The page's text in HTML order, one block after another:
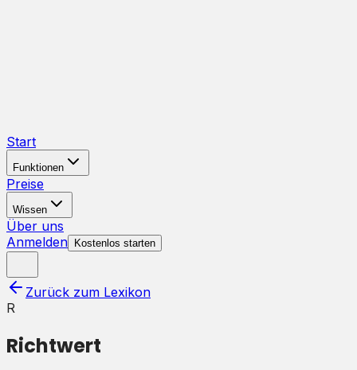
Start
Funktionen
Preise
Wissen
Über uns
Anmelden
Kostenlos starten
Zurück zum Lexikon
R
Richtwert